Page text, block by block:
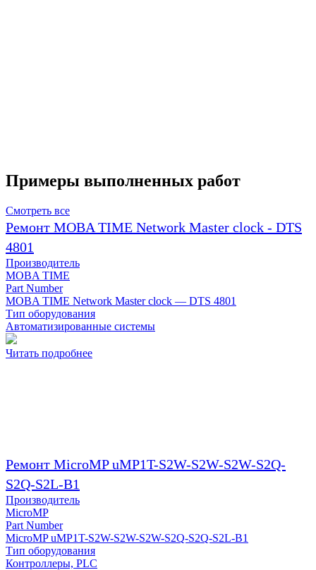
Примеры выполненных работ
Смотреть все
Ремонт MOBA TIME Network Master clock - DTS
4801
Производитель
MOBA TIME
Part Number
MOBA TIME Network Master clock — DTS 4801
Тип оборудования
Автоматизированные системы
Читать подробнее
Ремонт MicroMP uMP1T-S2W-S2W-S2W-S2Q-
S2Q-S2L-B1
Производитель
MicroMP
Part Number
MicroMP uMP1T-S2W-S2W-S2W-S2Q-S2Q-S2L-B1
Тип оборудования
Контроллеры, PLC